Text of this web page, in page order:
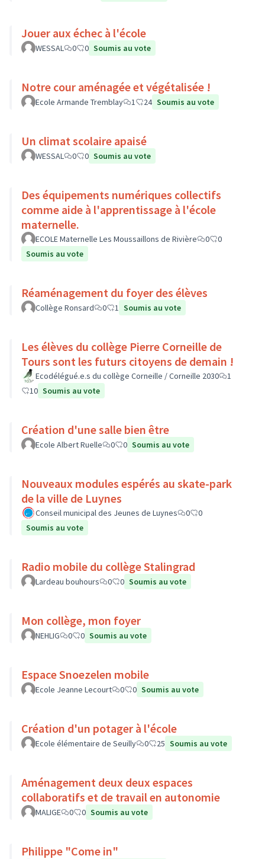
Jouer aux échec à l'école
WESSAL 0 0 Soumis au vote
Notre cour aménagée et végétalisée !
Ecole Armande Tremblay 1 24 Soumis au vote
Un climat scolaire apaisé
WESSAL 0 0 Soumis au vote
Des équipements numériques collectifs
comme aide à l'apprentissage à l'école
maternelle.
ECOLE Maternelle Les Moussaillons de Rivière 0
0
Soumis au vote
Réaménagement du foyer des élèves
Collège Ronsard 0 1 Soumis au vote
Les élèves du collège Pierre Corneille de
Tours sont les futurs citoyens de demain !
Ecodélégué.e.s du collège Corneille / Corneille 2030
1
10 Soumis au vote
Création d'une salle bien être
Ecole Albert Ruelle 0 0 Soumis au vote
Nouveaux modules espérés au skate-park
de la ville de Luynes
Conseil municipal des Jeunes de Luynes 0
0
Soumis au vote
Radio mobile du collège Stalingrad
Lardeau bouhours 0 0 Soumis au vote
Mon collège, mon foyer
NEHLIG 0 0 Soumis au vote
Espace Snoezelen mobile
Ecole Jeanne Lecourt 0 0 Soumis au vote
Création d'un potager à l'école
Ecole élémentaire de Seuilly 0 25 Soumis au vote
Aménagement deux deux espaces
collaboratifs et de travail en autonomie
MALIGE 0 0 Soumis au vote
Philippe "Come in"